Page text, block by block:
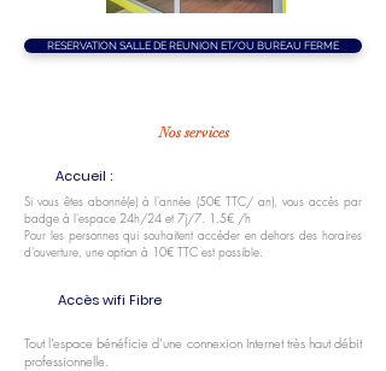
RESERVATION SALLE DE REUNION ET/OU BUREAU FERME
Nos services
Accueil :
Si vous êtes abonné(e) à l'année (50€ TTC/ an), vous accès par
badge à l'espace 24h/24 et 7j/7. 1.5€ /h
Pour les personnes qui souhaitent accéder en dehors des horaires
d'ouverture, une option à 10€ TTC est possible.
Accès wifi Fibre
Tout l’espace bénéficie d’une connexion Internet très haut débit
professionnelle.